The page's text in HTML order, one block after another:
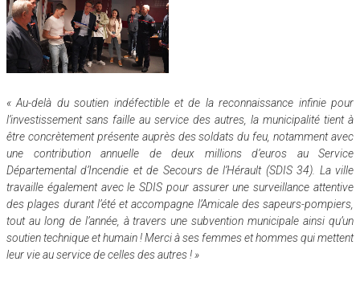
« Au-delà du soutien indéfectible et de la reconnaissance infinie pour
l’investissement sans faille au service des autres, la municipalité tient à
être concrètement présente auprès des soldats du feu, notamment avec
une contribution annuelle de deux millions d’euros au Service
Départemental d’Incendie et de Secours de l’Hérault (SDIS 34). La ville
travaille également avec le SDIS pour assurer une surveillance attentive
des plages durant l’été et accompagne l’Amicale des sapeurs-pompiers,
tout au long de l’année, à travers une subvention municipale ainsi qu’un
soutien technique et humain ! Merci à ses femmes et hommes qui mettent
leur vie au service de celles des autres ! »